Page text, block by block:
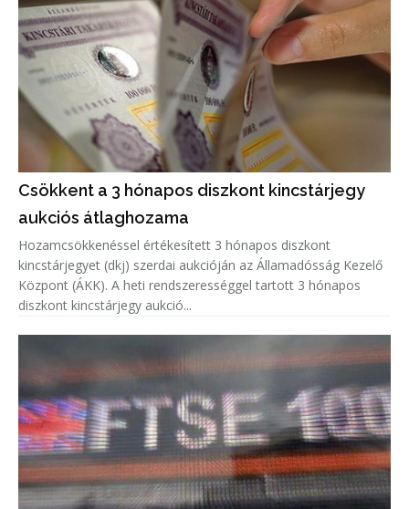
Csökkent a 3 hónapos diszkont kincstárjegy
aukciós átlaghozama
Hozamcsökkenéssel értékesített 3 hónapos diszkont
kincstárjegyet (dkj) szerdai aukcióján az Államadósság Kezelő
Központ (ÁKK). A heti rendszerességgel tartott 3 hónapos
diszkont kincstárjegy aukció...